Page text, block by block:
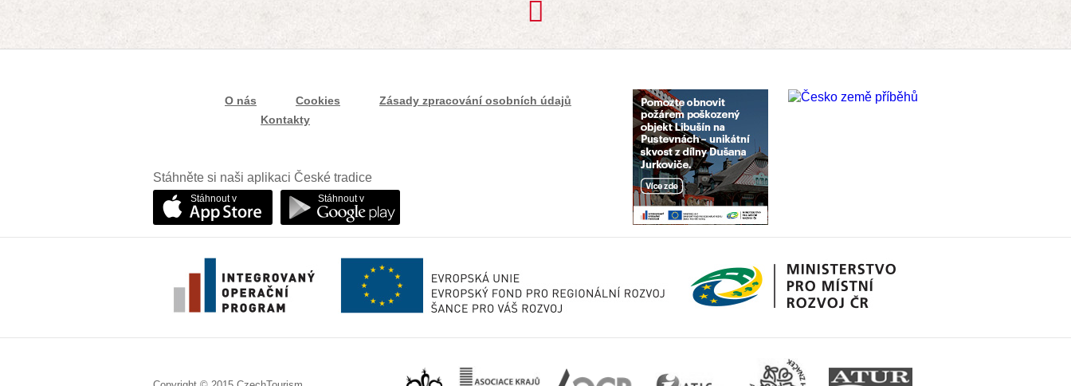
O nás Cookies
Zásady zpracování osobních údajů
Kontakty
Stáhněte si naši aplikaci České tradice
Stáhnout v Stáhnout v